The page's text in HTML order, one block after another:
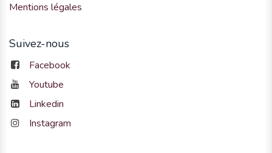
Mentions légales
Suivez-nous
Facebook
Youtube
Linkedin
Instagram